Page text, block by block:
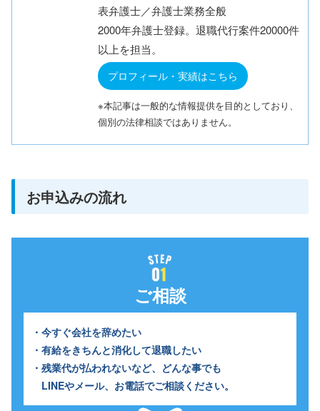
表弁護士／弁護士業務全般
2000年弁護士登録。退職代行案件20000件
以上を担当。
プロフィール・実績はこちら
※本記事は一般的な情報提供を目的としており、
個別の法律相談ではありません。
お申込みの流れ
ご相談
・今すぐ会社を辞めたい
・有給をきちんと消化して退職したい
・残業代が払われないなど、どんな事でも
LINEやメール、お電話でご相談ください。